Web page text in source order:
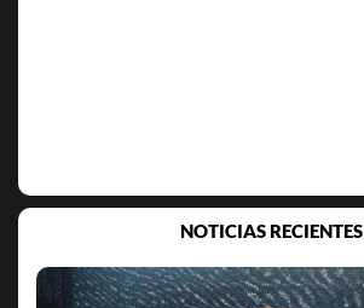
NOTICIAS RECIENTES